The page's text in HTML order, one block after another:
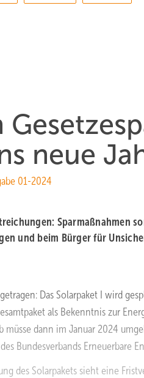
neue
01-2024
Sparmaßnahmen
und beim Bürger für
Das Solarpaket I wird
als Bekenntnis zur
müsse dann im Januar 2024
Bundesverbands Erneuerbare
des Solarpakets sieht eine